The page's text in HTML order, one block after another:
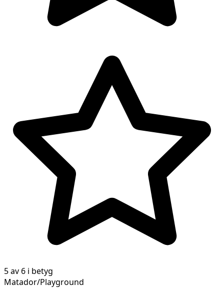
5 av 6 i betyg
Matador/Playground